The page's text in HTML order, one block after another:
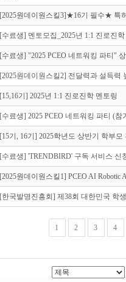
[2025원데이원스킬3]★16기 필수★ 특
[수료생] 멘토모집_2025년 1:1 진로진
[수료생] "2025 PCEO 네트워킹 파티"
[2025원데이원스킬2] 전달력과 설득력
[15,16기] 2025년 1:1 진로진학 멘토링
[수료생] 2025 PCEO 네트워킹 파티 (참
[15기, 16기] 2025학년도 상반기 학부모
[수료생] 'TRENDBIRD' 구독 서비스 신
[2025원데이원스킬1] PCEO AI
[한국발명진흥회] 제38회 대한민국 학
1 2 3 4